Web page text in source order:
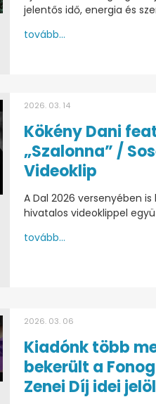
jelentős idő, energia és
tovább...
2026. 03. 14
Kökény Dani
„Szalonna” /
Videoklip
A Dal 2026 versenyében
hivatalos videoklippel
tovább...
2026. 03. 06
Kiadónk több
bekerült a
Zenei Díj idei